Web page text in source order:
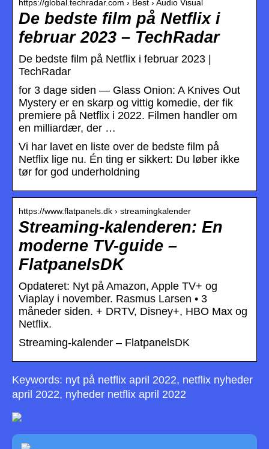
https://global.techradar.com › Best › Audio Visual
De bedste film på Netflix i
februar 2023 – TechRadar
De bedste film på Netflix i februar 2023 |
TechRadar
for 3 dage siden — Glass Onion: A Knives Out
Mystery er en skarp og vittig komedie, der fik
premiere på Netflix i 2022. Filmen handler om
en milliardær, der …
Vi har lavet en liste over de bedste film på
Netflix lige nu. Én ting er sikkert: Du løber ikke
tør for god underholdning
https://www.flatpanels.dk › streamingkalender
Streaming-kalenderen: En
moderne TV-guide –
FlatpanelsDK
Opdateret: Nyt på Amazon, Apple TV+ og
Viaplay i november. Rasmus Larsen • 3
måneder siden. + DRTV, Disney+, HBO Max og
Netflix.
Streaming-kalender – FlatpanelsDK
Keywords: nyt på netflix april 2022, netflix nyheder
april 2022, nyheder netflix april 2022